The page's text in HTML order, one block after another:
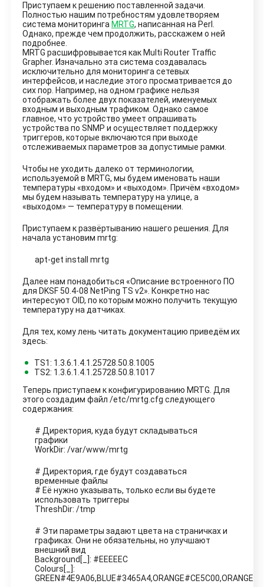
Приступаем к решению поставленной задачи.
Полностью нашим потребностям удовлетворяем
система мониторинга MRTG, написанная на Perl.
Однако, прежде чем продолжить, расскажем о ней
подробнее.
MRTG расшифровывается как Multi Router Traffic
Grapher. Изначально эта система создавалась
исключительно для мониторинга сетевых
интерфейсов, и наследие этого просматривается до
сих пор. Например, на одном графике нельзя
отображать более двух показателей, именуемых
входным и выходным трафиком. Однако самое
главное, что устройство умеет опрашивать
устройства по SNMP и осуществляет поддержку
триггеров, которые включаются при выходе
отслеживаемых параметров за допустимые рамки.
Чтобы не уходить далеко от терминологии,
используемой в MRTG, мы будем именовать наши
температуры «входом» и «выходом». Причём «входом»
мы будем называть температуру на улице, а
«выходом» — температуру в помещении.
Приступаем к развёртыванию нашего решения. Для
начала установим mrtg:
apt-get install mrtg
Далее нам понадобиться «Описание встроенного ПО
для DKSF 50.4-08 NetPing TS v2». Конкретно нас
интересуют OID, по которым можно получить текущую
температуру на датчиках.
Для тех, кому лень читать документацию приведём их
здесь:
TS1: 1.3.6.1.4.1.25728.50.8.1005
TS2: 1.3.6.1.4.1.25728.50.8.1017
Теперь приступаем к конфигурированию MRTG. Для
этого создадим файл /etc/mrtg.cfg следующего
содержания:
# Директория, куда будут складываться
графики
WorkDir: /var/www/mrtg
# Директория, где будут создаваться
временные файлы
# Её нужно указывать, только если вы будете
использовать триггеры
ThreshDir: /tmp
# Эти параметры задают цвета на страничках и
графиках. Они не обязательны, но улучшают
внешний вид
Background[_]: #EEEEEC
Colours[_]: